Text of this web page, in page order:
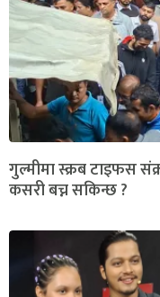
गुल्मीमा स्क्रब टाइफस
कसरी बच्न सकिन्छ ?